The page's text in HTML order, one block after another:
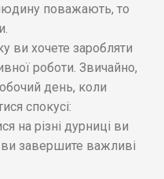
поважають, то
ви хочете заробляти
роботи. Звичайно,
день, коли
спокусі:
на різні дурниці ви
завершите важливі